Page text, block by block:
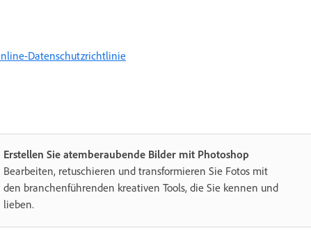
Datenschutzrichtlinie
Erstellen Sie atemberaubende Bilder mit Photoshop
Bearbeiten, retuschieren und transformieren Sie Fotos mit
den branchenführenden kreativen Tools, die Sie kennen und
lieben.